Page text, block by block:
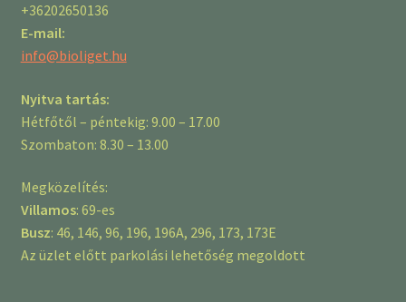
+36202650136
E-mail:
info@bioliget.hu
Nyitva tartás:
Hétfőtől – péntekig: 9.00 – 17.00
Szombaton: 8.30 – 13.00
Megközelítés:
Villamos: 69-es
Busz: 46, 146, 96, 196, 196A, 296, 173, 173E
Az üzlet előtt parkolási lehetőség megoldott